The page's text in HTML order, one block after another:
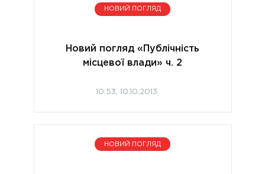
НОВИЙ ПОГЛЯД
Новий погляд «Публічність
місцевої влади» ч. 2
10:53, 10.10.2013
НОВИЙ ПОГЛЯД